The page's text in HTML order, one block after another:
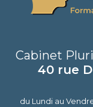
Cabinet
40 rue
du Lundi au